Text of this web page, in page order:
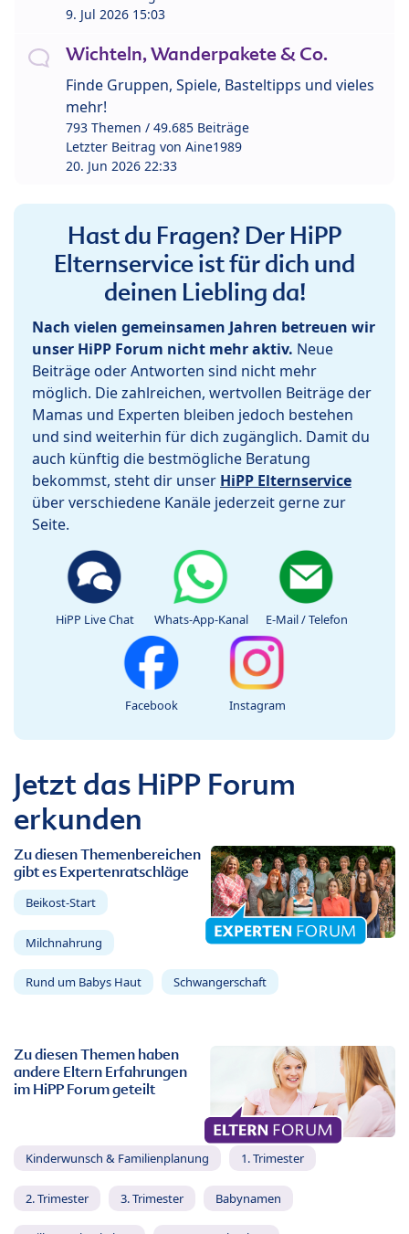
9. Jul 2026 15:03
Wichteln, Wanderpakete & Co.
Finde Gruppen, Spiele, Basteltipps und vieles
mehr!
793 Themen / 49.685 Beiträge
Letzter Beitrag von Aine1989
20. Jun 2026 22:33
Hast du Fragen? Der HiPP
Elternservice ist für dich und
deinen Liebling da!
Nach vielen gemeinsamen Jahren betreuen wir
unser HiPP Forum nicht mehr aktiv. Neue
Beiträge oder Antworten sind nicht mehr
möglich. Die zahlreichen, wertvollen Beiträge der
Mamas und Experten bleiben jedoch bestehen
und sind weiterhin für dich zugänglich. Damit du
auch künftig die bestmögliche Beratung
bekommst, steht dir unser HiPP Elternservice
über verschiedene Kanäle jederzeit gerne zur
Seite.
HiPP Live Chat Whats-App-Kanal E-Mail / Telefon
Facebook Instagram
Jetzt das HiPP Forum
erkunden
Zu diesen Themenbereichen
gibt es Expertenratschläge
Beikost-Start
Milchnahrung
Rund um Babys Haut Schwangerschaft
Zu diesen Themen haben
andere Eltern Erfahrungen
im HiPP Forum geteilt
Kinderwunsch & Familienplanung 1. Trimester
2. Trimester 3. Trimester Babynamen